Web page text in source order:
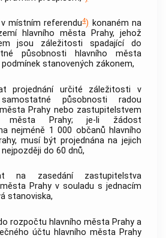
místním referendu4) konaném na
hlavního města Prahy, jehož
jsou záležitosti spadající do
působnosti
hlavního města
podmínek stanovených zákonem,
projednání určité záležitosti v
působnosti radou
Prahy nebo zastupitelstvem
města Prahy; je-li žádost
nejméně 1 000 občanů hlavního
, musí být projednána na jejich
do 60 dnů,
na zasedání zastupitelstva
Prahyv souladu s jednacím
stanoviska,
rozpočtu hlavního města Prahya
účtu hlavního města Prahy